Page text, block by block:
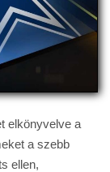
elkönyvelve a
a szebb
ellen,